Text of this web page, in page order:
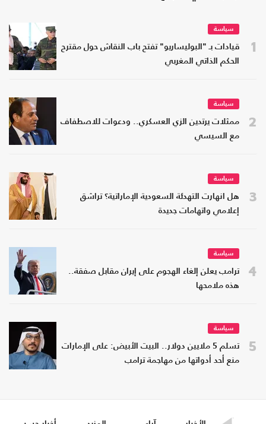
1
سياسة
قيادات بـ "البوليساريو" تفتح باب النقاش حول مقترح
الحكم الذاتي المغربي
2
سياسة
ممثلات يرتدين الزي العسكري.. ودعوات للاصطفاف
مع السيسي
3
سياسة
هل انهارت التهدئة السعودية الإماراتية؟ تراشق
إعلامي واتهامات جديدة
4
سياسة
ترامب يعلن إلغاء الهجوم على إيران مقابل صفقة..
هذه ملامحها
5
سياسة
تسلم 5 ملايين دولار.. البيت الأبيض: على الإمارات
منع أحد أدواتها من مهاجمة ترامب